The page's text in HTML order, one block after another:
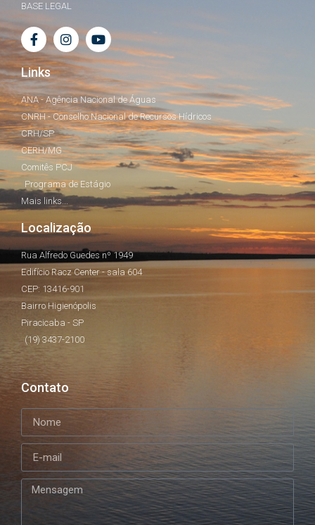
BASE LEGAL
Links
ANA - Agência Nacional de Águas
CNRH - Conselho Nacional de Recursos Hídricos
CRH/SP
CERH/MG
Comitês PCJ
Programa de Estágio
Mais links...
Localização
Rua Alfredo Guedes nº 1949
Edifício Racz Center - sala 604
CEP: 13416-901
Bairro Higienópolis
Piracicaba - SP
(19) 3437-2100
Contato